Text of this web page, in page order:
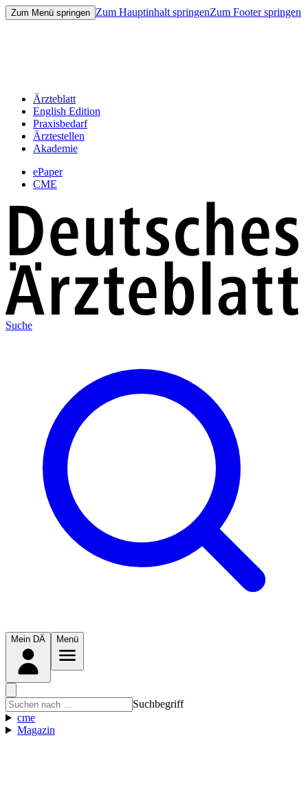
Zum Menü springen Zum Hauptinhalt springenZum Footer springen
Ärzteblatt
English Edition
Praxisbedarf
Ärztestellen
Akademie
ePaper
CME
Suche
Mein DÄ Menü
Suchbegriff
cme
Magazin